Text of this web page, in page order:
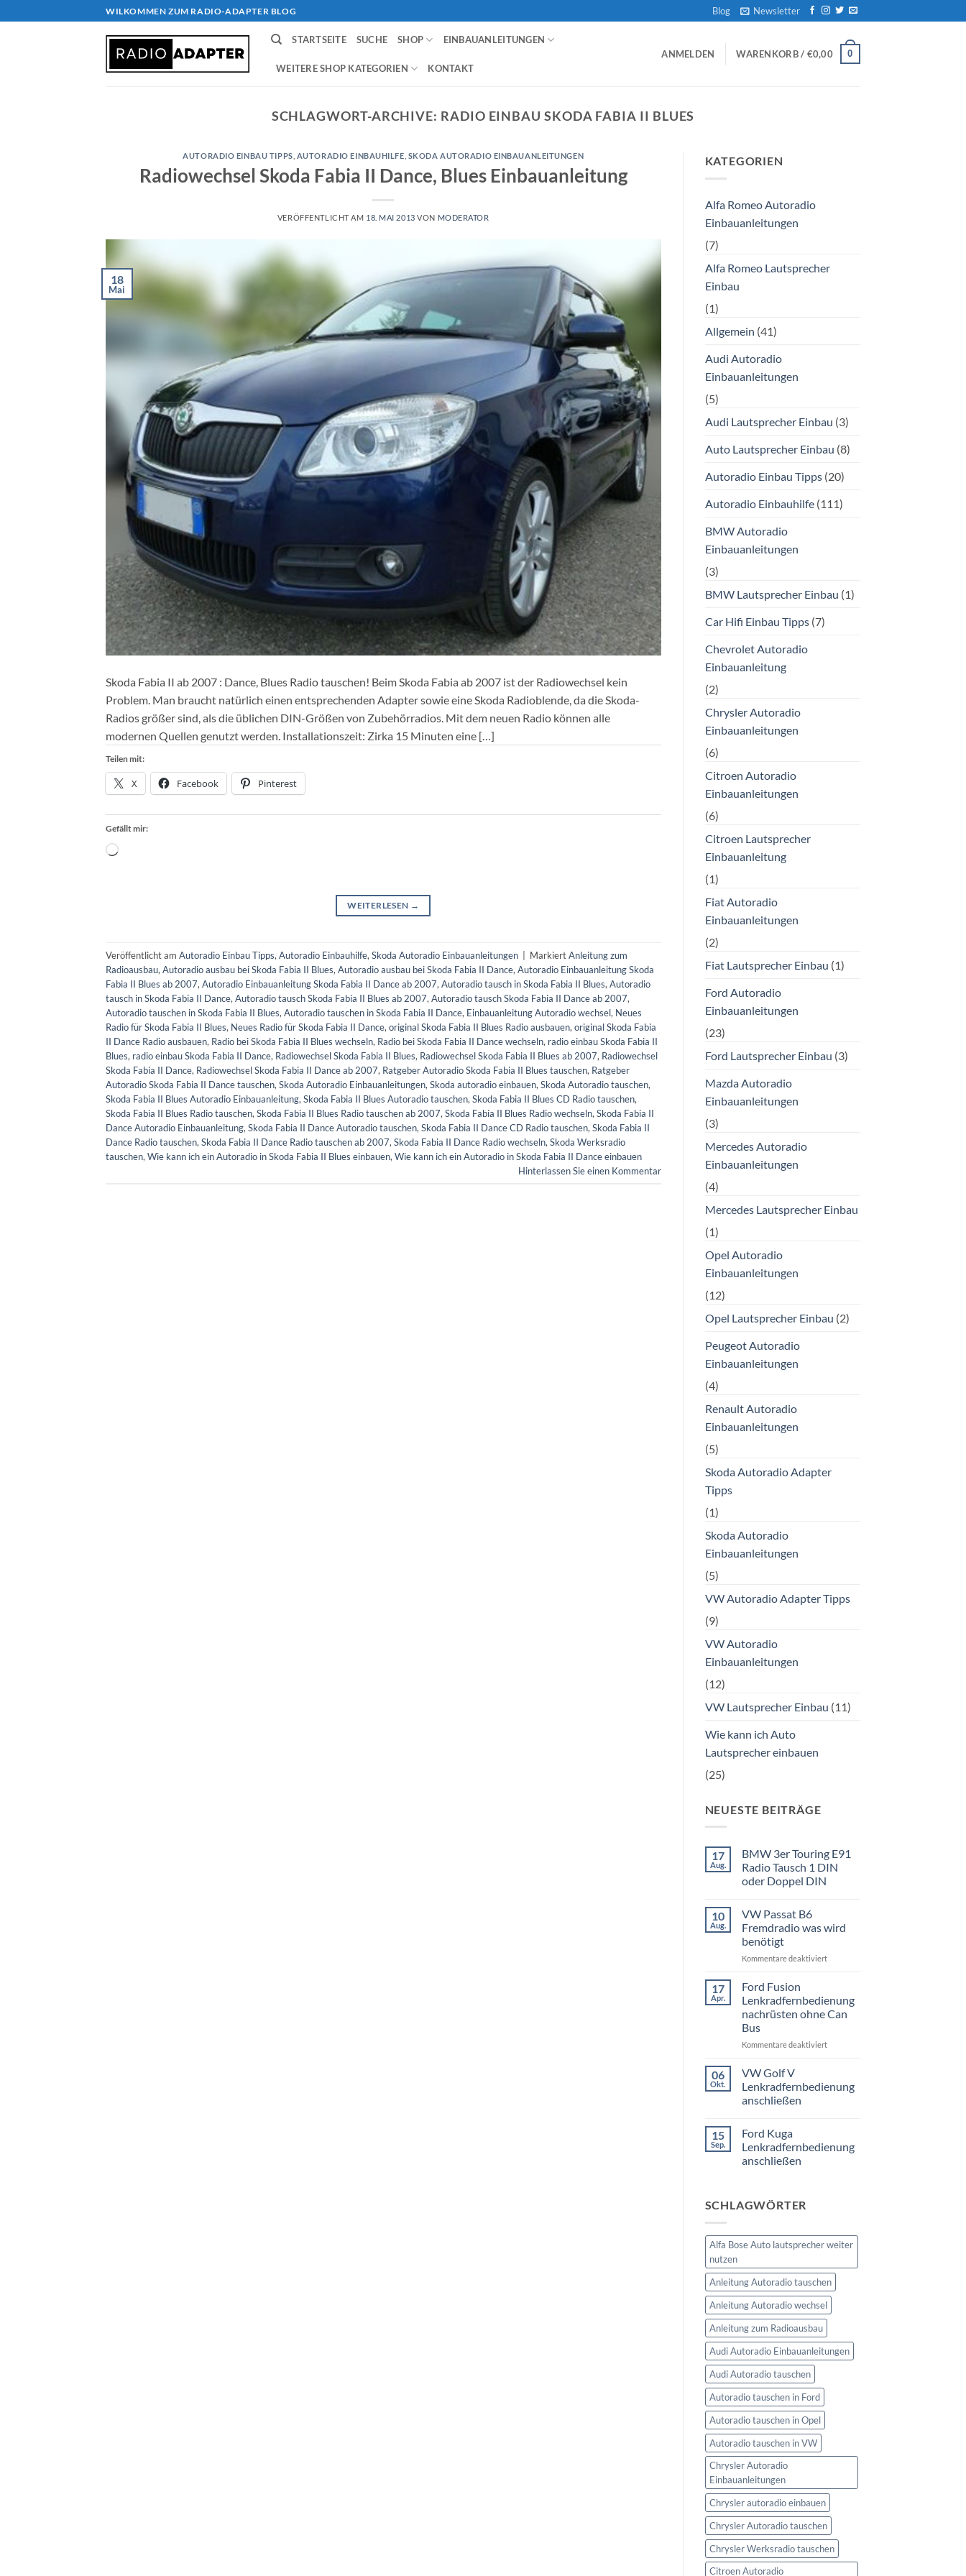
Inhalt
WILKOMMEN ZUM RADIO-ADAPTER BLOG Blog Newsletter
STARTSEITE SUCHE SHOP EINBAUANLEITUNGEN
WEITERE SHOP KATEGORIEN KONTAKT
ANMELDEN WARENKORB / €0,00 0
SCHLAGWORT-ARCHIVE: RADIO EINBAU SKODA FABIA II BLUES
AUTORADIO EINBAU TIPPS AUTORADIO EINBAUHILFE SKODA AUTORADIO EINBAUANLEITUNGEN
Radiowechsel Skoda Fabia II Dance, Blues Einbauanleitung
VERÖFFENTLICHT AM 18. MAI 2013 VON MODERATOR
18
Mai
Skoda Fabia II ab 2007 : Dance, Blues Radio tauschen! Beim Skoda Fabia ab 2007 ist der Radiowechsel kein
Problem. Man braucht natürlich einen entsprechenden Adapter sowie eine Skoda Radioblende, da die Skoda-
Radios größer sind, als die üblichen DIN-Größen von Zubehörradios. Mit dem neuen Radio können alle
modernen Quellen genutzt werden. Installationszeit: Zirka 15 Minuten eine […]
Teilen mit:
X Facebook Pinterest
Gefällt mir:
Wird
WEITERLESEN →
Veröffentlicht am Autoradio Einbau Tipps, Autoradio Einbauhilfe, Skoda Autoradio Einbauanleitungen | MarkiertAnleitung zum
Radioausbau, Autoradio ausbau bei Skoda Fabia II Blues, Autoradio ausbau bei Skoda Fabia II Dance, Autoradio Einbauanleitung Skoda
Fabia II Blues ab 2007, Autoradio Einbauanleitung Skoda Fabia II Dance ab 2007, Autoradio tausch in Skoda Fabia II Blues, Autoradio
tausch in Skoda Fabia II Dance, Autoradio tausch Skoda Fabia II Blues ab 2007, Autoradio tausch Skoda Fabia II Dance ab 2007,
Autoradio tauschen in Skoda Fabia II Blues, Autoradio tauschen in Skoda Fabia II Dance, Einbauanleitung Autoradio wechsel, Neues
Radio für Skoda Fabia II Blues, Neues Radio für Skoda Fabia II Dance, original Skoda Fabia II Blues Radio ausbauen, original Skoda Fabia
II Dance Radio ausbauen, Radio bei Skoda Fabia II Blues wechseln, Radio bei Skoda Fabia II Dance wechseln, radio einbau Skoda Fabia II
Blues, radio einbau Skoda Fabia II Dance, Radiowechsel Skoda Fabia II Blues, Radiowechsel Skoda Fabia II Blues ab 2007, Radiowechsel
Skoda Fabia II Dance, Radiowechsel Skoda Fabia II Dance ab 2007, Ratgeber Autoradio Skoda Fabia II Blues tauschen, Ratgeber
Autoradio Skoda Fabia II Dance tauschen, Skoda Autoradio Einbauanleitungen, Skoda autoradio einbauen, Skoda Autoradio tauschen,
Skoda Fabia II Blues Autoradio Einbauanleitung, Skoda Fabia II Blues Autoradio tauschen, Skoda Fabia II Blues CD Radio tauschen,
Skoda Fabia II Blues Radio tauschen, Skoda Fabia II Blues Radio tauschen ab 2007, Skoda Fabia II Blues Radio wechseln, Skoda Fabia II
Dance Autoradio Einbauanleitung, Skoda Fabia II Dance Autoradio tauschen, Skoda Fabia II Dance CD Radio tauschen, Skoda Fabia II
Dance Radio tauschen, Skoda Fabia II Dance Radio tauschen ab 2007, Skoda Fabia II Dance Radio wechseln, Skoda Werksradio
tauschen, Wie kann ich ein Autoradio in Skoda Fabia II Blues einbauen, Wie kann ich ein Autoradio in Skoda Fabia II Dance einbauen
Hinterlassen Sie einen Kommentar
KATEGORIEN
Alfa Romeo Autoradio
Einbauanleitungen
(7)
Alfa Romeo Lautsprecher
Einbau
(1)
Allgemein (41)
Audi Autoradio
Einbauanleitungen
(5)
Audi Lautsprecher Einbau (3)
Auto Lautsprecher Einbau (8)
Autoradio Einbau Tipps(20)
Autoradio Einbauhilfe(111)
BMW Autoradio
Einbauanleitungen
(3)
BMW Lautsprecher Einbau (1)
Car Hifi Einbau Tipps(7)
Chevrolet Autoradio
Einbauanleitung
(2)
Chrysler Autoradio
Einbauanleitungen
(6)
Citroen Autoradio
Einbauanleitungen
(6)
Citroen Lautsprecher
Einbauanleitung
(1)
Fiat Autoradio
Einbauanleitungen
(2)
Fiat Lautsprecher Einbau (1)
Ford Autoradio
Einbauanleitungen
(23)
Ford Lautsprecher Einbau (3)
Mazda Autoradio
Einbauanleitungen
(3)
Mercedes Autoradio
Einbauanleitungen
(4)
Mercedes Lautsprecher Einbau
(1)
Opel Autoradio
Einbauanleitungen
(12)
Opel Lautsprecher Einbau (2)
Peugeot Autoradio
Einbauanleitungen
(4)
Renault Autoradio
Einbauanleitungen
(5)
Skoda Autoradio Adapter
Tipps
(1)
Skoda Autoradio
Einbauanleitungen
(5)
VW Autoradio Adapter Tipps
(9)
VW Autoradio
Einbauanleitungen
(12)
VW Lautsprecher Einbau (11)
Wie kann ich Auto
Lautsprecher einbauen
(25)
NEUESTE BEITRÄGE
17
Aug.
BMW 3er Touring E91
Radio Tausch 1 DIN
oder Doppel DIN
zu
BMW
3er
Touring
Radio
DIN
oder
Doppel
DIN
10
Aug.
VW Passat B6
Fremdradio was wird
benötigt
Kommentare deaktiviertfür
Fremdradio
was
benötigt
17
Apr.
Ford Fusion
Lenkradfernbedienung
nachrüsten ohne Can
Bus
Kommentare deaktiviertfür
nachrüsten
06
Okt.
VW Golf V
Lenkradfernbedienung
anschließen
zu
VW
Golf
V
15
Sep.
Ford Kuga
Lenkradfernbedienung
anschließen
Ford
Kuga
SCHLAGWÖRTER
Alfa Bose Auto lautsprecher weiter
nutzen
Anleitung Autoradio tauschen
Anleitung Autoradio wechsel
Anleitung zum Radioausbau
Audi Autoradio Einbauanleitungen
Audi Autoradio tauschen
Autoradio tauschen in Ford
Autoradio tauschen in Opel
Autoradio tauschen in VW
Chrysler Autoradio
Einbauanleitungen
Chrysler autoradio einbauen
Chrysler Autoradio tauschen
Chrysler Werksradio tauschen
Citroen Autoradio